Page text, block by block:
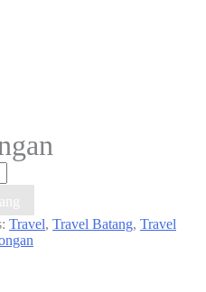
Travel, Travel Batang, Travel